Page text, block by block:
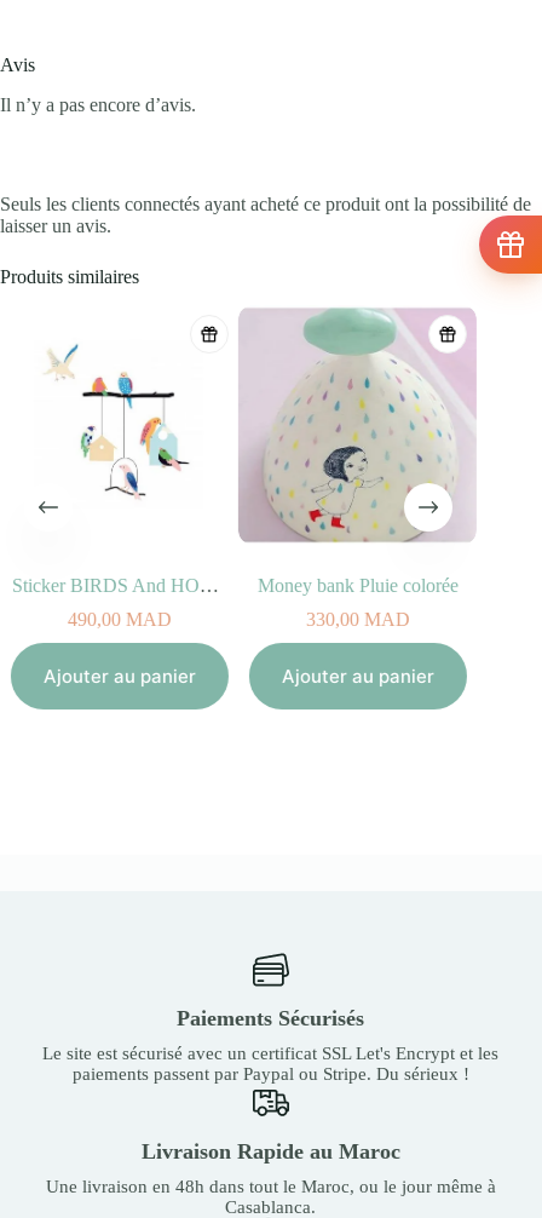
Avis
Il n’y a pas encore d’avis.
Seuls les clients connectés ayant acheté ce produit ont la possibilité de
laisser un avis.
Produits similaires
Sticker BIRDS And HOUSES (100% vinyle, 50x40cm)
490,00MAD
Ajouter au panier
Money bank Pluie colorée
330,00MAD
Ajouter au panier
Paiements Sécurisés
Le site est sécurisé avec un certificat SSL Let's Encrypt et les
paiements passent par Paypal ou Stripe. Du sérieux !
Livraison Rapide au Maroc
Une livraison en 48h dans tout le Maroc, ou le jour même à
Casablanca.